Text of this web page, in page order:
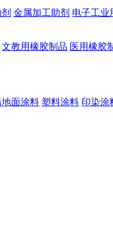
金属加工助剂 电子工业
文教用橡胶制品 医用橡胶
地面涂料 塑料涂料 印染涂